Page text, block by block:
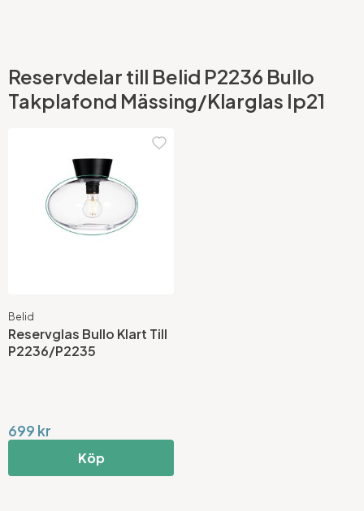
Reservdelar till Belid P2236 Bullo
Takplafond Mässing/Klarglas Ip21
Belid
Reservglas Bullo Klart Till
P2236/P2235
699 kr
Köp